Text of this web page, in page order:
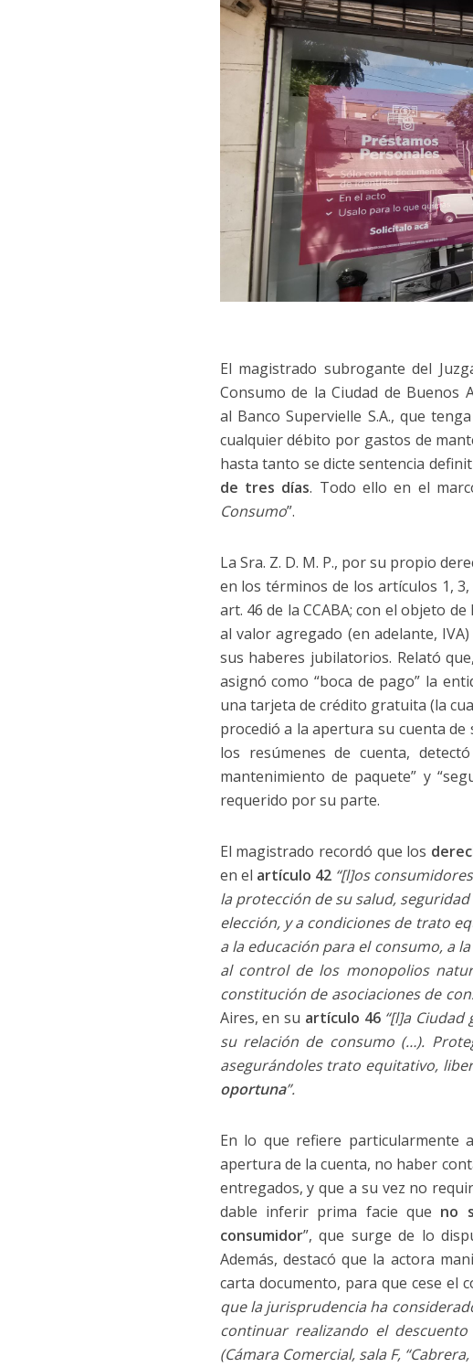
El magistrado subrogante del
Consumo de la Ciudad de Buenos
al Banco Supervielle S.A., que
cualquier débito por gastos de
hasta tanto se dicte sentencia
de tres días. Todo ello en el
Consumo”.
La Sra. Z. D. M. P., por su propio
en los términos de los artículos 1,
art. 46 de la CCABA; con el objeto
al valor agregado (en adelante,
sus haberes jubilatorios. Relató
asignó como “boca de pago” la
una tarjeta de crédito gratuita (la
procedió a la apertura su cuenta
los resúmenes de cuenta,
mantenimiento de paquete” y
requerido por su parte.
El magistrado recordó que los
en el artículo 42 “[l]os
la protección de su salud,
elección, y a condiciones de trato
a la educación para el consumo, a
al control de los monopolios
constitución de asociaciones de
Aires, en su artículo 46 “[l]a
su relación de consumo (…).
asegurándoles trato equitativo,
oportuna”.
En lo que refiere particularmente
apertura de la cuenta, no haber
entregados, y que a su vez no
dable inferir prima facie que no
consumidor”, que surge de lo
Además, destacó que la actora
carta documento, para que cese el
que la jurisprudencia ha
continuar realizando el
(Cámara Comercial, sala F,